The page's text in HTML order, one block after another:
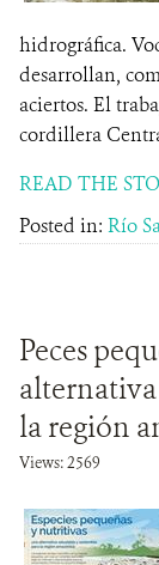
hidrográfica.
desarrollan,
aciertos. El
cordillera
READ THE
Posted in: Río
Peces
la región
Views: 2569